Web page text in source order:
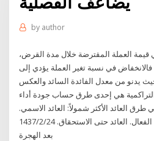
by author
قيمة العملة المقترضة خلال مدة القرض،
فالانخفاض في نسبة تغير العملة يؤدي إلى
يدنو من معدل الفائدة السائد والعكس
هي إحدى طرق حساب جودة أداء
طرق العائد الأكثر شمولاً: العائد الاسمي.
العائد الحالي. العائد السنوي الفعال. العائد حتى الاستحقاق. 24‏‏/2‏‏/1437
بعد الهجرة